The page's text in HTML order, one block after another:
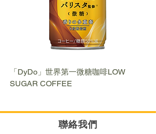
「DyDo」世界第一微糖咖啡LOW
SUGAR COFFEE
聯絡我們​